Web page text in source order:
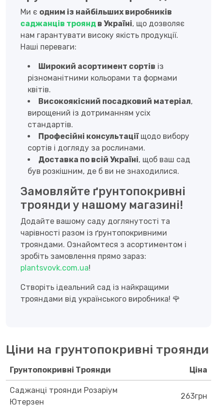
Ми є одним із найбільших виробників
саджанців троянд в Україні, що дозволяє
нам гарантувати високу якість продукції.
Наші переваги:
Широкий асортимент сортів із
різноманітними кольорами та формами
квітів.
Високоякісний посадковий матеріал,
вирощений із дотриманням усіх
стандартів.
Професійні консультаціїщодо вибору
сортів і догляду за рослинами.
Доставка по всій Україні, щоб ваш сад
був розкішним, де б ви не знаходилися.
Замовляйте ґрунтопокривні
троянди у нашому магазині!
Додайте вашому саду доглянутості та
чарівності разом із ґрунтопокривними
трояндами. Ознайомтеся з асортиментом і
зробіть замовлення прямо зараз:
plantsvovk.com.ua!
Створіть ідеальний сад із найкращими
трояндами від українського виробника! 🌹
Ціни на грунтопокривні троянди
Грунтопокривні Троянди Ціна
Саджанці троянди Розаріум
Ютерзен
263грн